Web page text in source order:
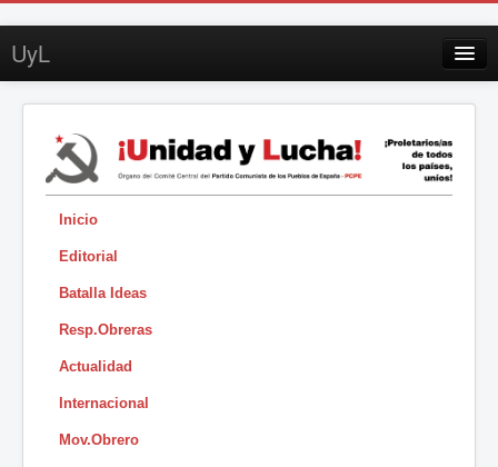
UyL
Suscripción
Sobre UyL
Edición impresa
Buscar
Inicio
Editorial
Batalla Ideas
Resp.Obreras
Actualidad
Internacional
Mov.Obrero